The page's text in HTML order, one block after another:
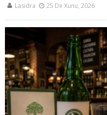
Lasidra 25 De Xunu, 2026